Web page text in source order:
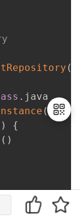
(
. java
( )
)
{
( )